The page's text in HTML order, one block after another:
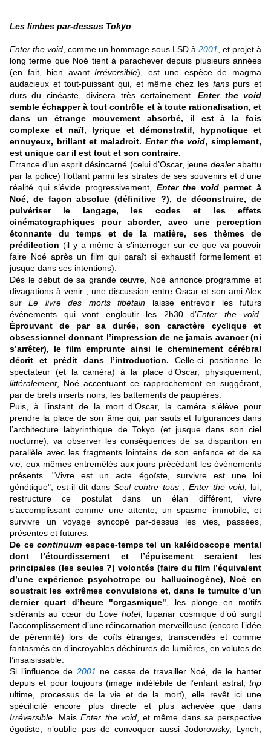
Les limbes par-dessus Tokyo
Enter the void , comme un hommage sous LSD à 2001
, et projet à
long terme que Noé tient à parachever depuis plusieurs années
(en fait, bien avantIrréversible), est une espèce de magma
audacieux et tout-puissant qui, et même chez les fanspurs et
durs du cinéaste, divisera très certainement.Enter the void
semble échapper à tout contrôle et à toute rationalisation, et
dans un étrange mouvement absorbé, il est à la fois
complexe et naïf, lyrique et démonstratif, hypnotique et
ennuyeux, brillant et maladroit. Enter the void, simplement,
est unique car il est tout et son contraire.
Errance d’un esprit désincarné (celui d’Oscar, jeune dealerabattu
par la police) flottant parmi les strates de ses souvenirs et d’une
réalité qui s’évide progressivement, Enter the void permet à
Noé, de façon absolue (définitive ?), de déconstruire, de
pulvériser le langage, les codes et les effets
cinématographiques pour aborder, avec une perception
étonnante du temps et de la matière, ses thèmes de
prédilection (il y a même à s’interroger sur ce que va pouvoir
faire Noé après un film qui paraît si exhaustif formellement et
jusque dans ses intentions).
Dès le début de sa grande œuvre, Noé annonce programme et
divagations à venir ; une discussion entre Oscar et son ami Alex
surLe livre des morts tibétain laisse entrevoir les futurs
événements qui vont engloutir les 2h30 d’Enter the void
Éprouvant de par sa durée, son caractère cyclique et
obsessionnel donnant l’impression de ne jamais avancer (ni
s’arrêter), le film emprunte ainsi le cheminement cérébral
décrit et prédit dans l’introduction. Celle-ci positionne le
spectateur (et la caméra) à la place d’Oscar, physiquement,
littéralement, Noé accentuant ce rapprochement en suggérant,
par de brefs inserts noirs, les battements de paupières.
Puis, à l’instant de la mort d’Oscar, la caméra s’élève pour
prendre la place de son âme qui, par sauts et fulgurances dans
l’architecture labyrinthique de Tokyo (et jusque dans son ciel
nocturne), va observer les conséquences de sa disparition en
parallèle avec les fragments lointains de son enfance et de sa
vie, eux-mêmes entremêlés aux jours précédant les événements
présents. "Vivre est un acte égoïste, survivre est une loi
génétique", est-il dit dansSeul contre tous; Enter the void, lui,
restructure ce postulat dans un élan différent, vivre
s’accomplissant comme une attente, un spasme immobile, et
survivre un voyage syncopé par-dessus les vies, passées,
présentes et futures.
De cecontinuum espace-temps tel un kaléidoscope mental
dont l’étourdissement et l’épuisement seraient les
principales (les seules ?) volontés (faire du film l’équivalent
d’une expérience psychotrope ou hallucinogène), Noé en
soustrait les extrêmes convulsions et, dans le tumulte d’un
dernier quart d’heure "orgasmique" , les plonge en motifs
sidérants au cœur du Love hotel, lupanar cosmique d’où surgit
l’accomplissement d’une réincarnation merveilleuse (encore l’idée
de pérennité) lors de coïts étranges, transcendés et comme
fantasmés en d’incroyables déchirures de lumières, en volutes de
l’insaisissable.
Si l’influence de 2001 ne cesse de travailler Noé, de le hanter
depuis et pour toujours (image indélébile de l’enfant astral, trip
ultime, processus de la vie et de la mort), elle revêt ici une
spécificité encore plus directe et plus achevée que dans
Irréversible . MaisEnter the void, et même dans sa perspective
égotiste, n’oublie pas de convoquer aussi Jodorowsky, Lynch,